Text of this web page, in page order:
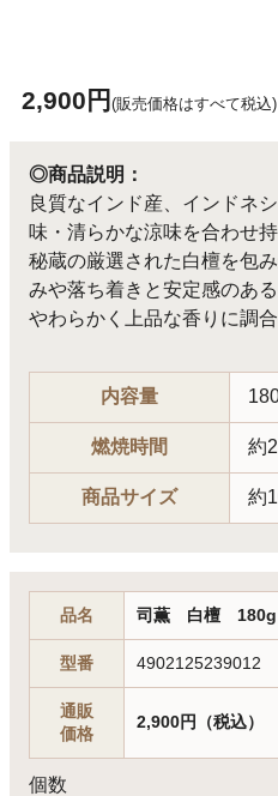
2,900円 (販売価格はすべて税込)
◎商品説明：
良質なインド産、インドネ
味・清らかな涼味を合わせ
秘蔵の厳選された白檀を包
みや落ち着きと安定感のあ
やわらかく上品な香りに調合
内容量
燃焼時間 約
商品サイズ 約
品名 司薫 白檀 180g
型番 4902125239012
通販
価格
2,900円（税込）
個数